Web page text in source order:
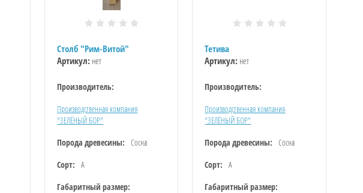
Столб "Рим-Витой"
Артикул: нет
Производитель:
Производственная компания
"ЗЕЛЁНЫЙ БОР"
Порода древесины: Сосна
Сорт: А
Габаритный размер:
Тетива
Артикул: нет
Производитель:
Производственная компания
"ЗЕЛЁНЫЙ БОР"
Порода древесины:
Сосна
Сорт:
А
Габаритный размер: